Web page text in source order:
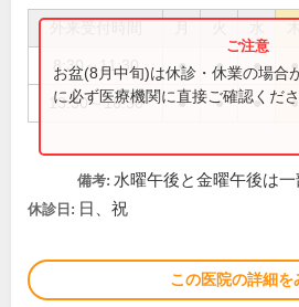
8:30～11:30 ● ● ● ●
13:30～16:30 ● ● ● ●
お盆(8月中旬)は休診・休業の場合
に必ず医療機関に直接ご確認くださ
備考: 水曜午後と金曜午後は一
休診日: 日、祝
この医院の詳細を